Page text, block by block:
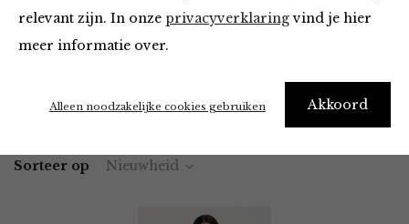
relevant zijn. In onze privacyverklaringvind je hier
meer informatie over.
Akkoord
Alleen noodzakelijke cookies gebruiken
Home Winkel Kleding Tops en Blouses
Sorteer op Nieuwheid